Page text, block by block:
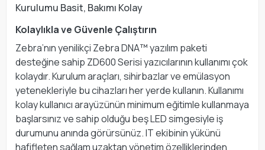
Kurulumu Basit, Bakımı Kolay
Kolaylıkla ve Güvenle Çalıştırın
Zebra’nın yenilikçi Zebra DNA™ yazılım paketi
desteğine sahip ZD600 Serisi yazıcılarının kullanımı çok
kolaydır. Kurulum araçları, sihirbazlar ve emülasyon
yetenekleriyle bu cihazları her yerde kullanın. Kullanımı
kolay kullanıcı arayüzünün minimum eğitimle kullanmaya
başlarsınız ve sahip olduğu beş LED simgesiyle iş
durumunu anında görürsünüz. IT ekibinin yükünü
hafifleten sağlam uzaktan yönetim özelliklerinden